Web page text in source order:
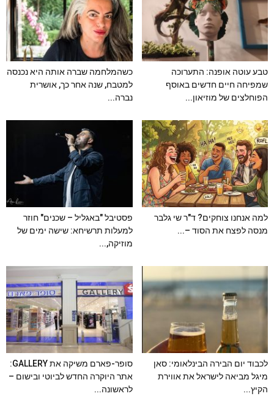
טבע עוטה אופנה: התערוכה
שמפיחה חיים חדשים באוסף
הפוחלצים של מוזיאון...
כשהמלחמה שברה אותה היא נכנסה
למטבח, שנה אחר כך, אושרית
נברה...
למה אנחנו צוחקים? ד"ר שי גלבר
מנסה לפצח את הסוד –...
פסטיבל "באגליל – שכנים" חוזר
למעלות תרשיחא: שישה ימים של
מוזיקה,...
לכבוד יום הבירה הבינלאומי: סאן
מיגל מביאה לישראל את אווירת
הקיץ...
סופר-פארם משיקה את GALLERY:
אתר היוקרה החדש לביוטי ובישום –
לראשונה...